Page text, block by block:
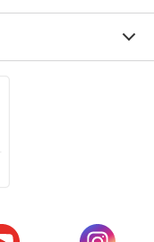
nouvel onglet)
(s'ouvre dans un(s'ouvre